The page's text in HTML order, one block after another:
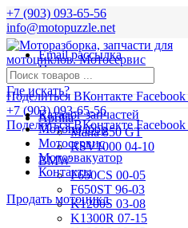
+7 (903) 093-65-56
info@motopuzzle.net
Email рассылка
Новости
Поделиться ВКонтакте Facebook
+7 (903) 093-65-56
Поделиться ВКонтакте Facebook
Где искать?
Aprilia
Mana 850 GT
RSV1000 04-10
BMW
F650CS 00-05
F650ST 96-03
K1200S 03-08
K1300R 07-15
Каталог запчастей
Мотоподбор
Мотосервис
Мотоэвакуатор
Контакты
Продать мотоцикл